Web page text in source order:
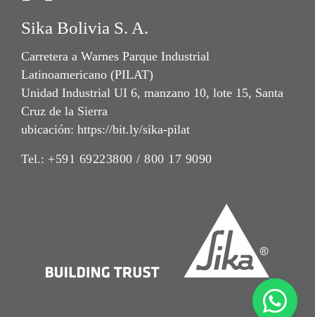
Sika Bolivia S. A.
Carretera a Warnes Parque Industrial
Latinoamericano (PILAT)
Unidad Industrial UI 6, manzano 10, lote 15, Santa
Cruz de la Sierra
ubicación: https://bit.ly/sika-pilat
Tel.: +591 69223800 / 800 17 9090